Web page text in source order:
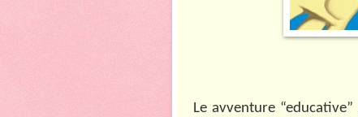
Le avventure